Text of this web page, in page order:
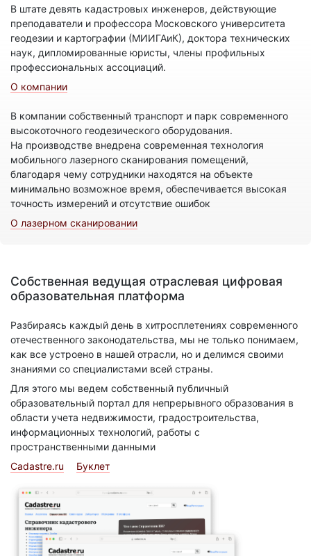
В штате девять кадастровых инженеров, действующие
преподаватели и профессора Московского университета
геодезии и картографии (МИИГАиК), доктора технических
наук, дипломированные юристы, члены профильных
профессиональных ассоциаций.
О компании
В компании собственный транспорт и парк современного
высокоточного геодезического оборудования.
На производстве внедрена современная технология
мобильного лазерного сканирования помещений,
благодаря чему сотрудники находятся на объекте
минимально возможное время, обеспечивается высокая
точность измерений и отсутствие ошибок
О лазерном сканировании
Собственная ведущая отраслевая цифровая
образовательная платформа
Разбираясь каждый день в хитросплетениях современного
отечественного законодательства, мы не только понимаем,
как все устроено в нашей отрасли, но и делимся своими
знаниями со специалистами всей страны.
Для этого мы ведем собственный публичный
образовательный портал для непрерывного образования в
области учета недвижимости, градостроительства,
информационных технологий, работы с
пространственными данными
Cadastre.ru
Буклет